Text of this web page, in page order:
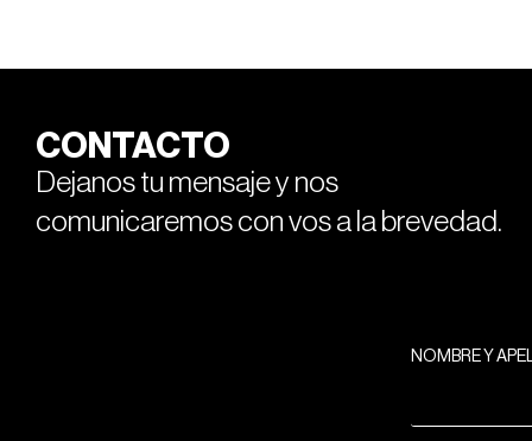
CONTACTO
Dejanos tu mensaje y nos
comunicaremos con vos a la brevedad.
NOMBRE Y